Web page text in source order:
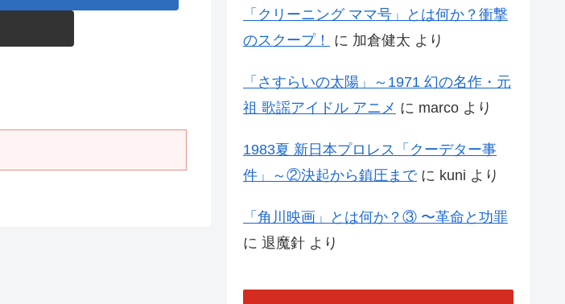
「クリーニング ママ号」とは何か？衝撃
のスクープ！
に 加倉健太 より
「さすらいの太陽」～1971 幻の名作・元
祖 歌謡アイドル アニメ に marco より
1983夏 新日本プロレス「クーデター事
件」～②決起から鎮圧までに kuni より
「角川映画」とは何か？③ 〜革命と功罪
に 退魔針 より